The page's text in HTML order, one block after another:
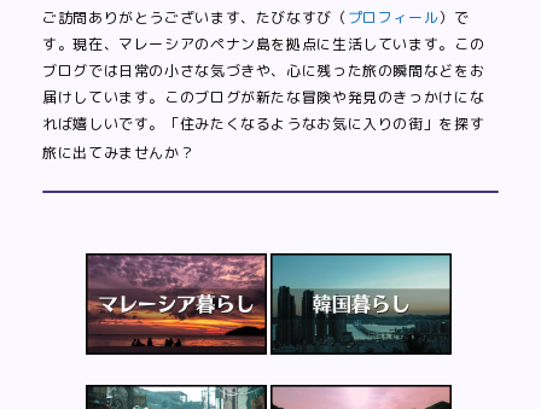
ご訪問ありがとうございます、たびなすび（プロフィール）で
す。現在、マレーシアのペナン島を拠点に生活しています。この
ブログでは日常の小さな気づきや、心に残った旅の瞬間などをお
届けしています。このブログが新たな冒険や発見のきっかけにな
れば嬉しいです。「住みたくなるようなお気に入りの街」を探す
旅に出てみませんか？